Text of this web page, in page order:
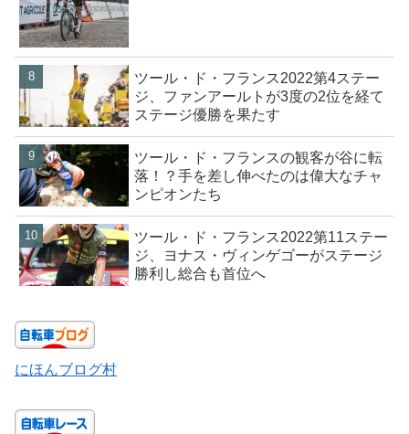
ツール・ド・フランス2022第4ステー
ジ、ファンアールトが3度の2位を経て
ステージ優勝を果たす
ツール・ド・フランスの観客が谷に転
落！？手を差し伸べたのは偉大なチャ
ンピオンたち
ツール・ド・フランス2022第11ステー
ジ、ヨナス・ヴィンゲゴーがステージ
勝利し総合も首位へ
にほんブログ村